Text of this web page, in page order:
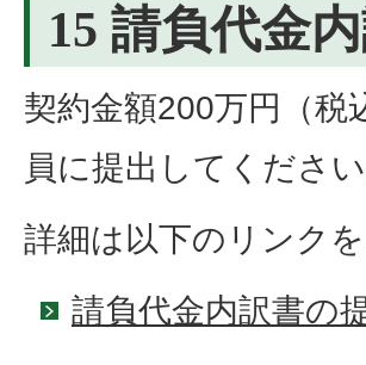
15 請負代金
契約金額200万円（税
員に提出してください
詳細は以下のリンク
請負代金内訳書の